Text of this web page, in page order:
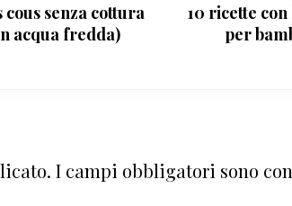
cous senza cottura
acqua fredda)
10 ricette
per
I campi obbligatori sono